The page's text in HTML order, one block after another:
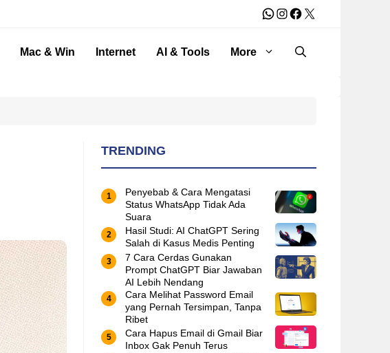
WhatsApp
Instagram
Facebook
X
Mac & Win Internet AI & Tools More
TRENDING
Penyebab & Cara Mengatasi
Status WhatsApp Tidak Ada
Suara
Hasil Studi: AI ChatGPT Sering
Salah di Kasus Medis Penting
7 Cara Cerdas Gunakan
Prompt ChatGPT Biar Jawaban
AI Lebih Nendang
Cara Melihat Password Email
yang Pernah Tersimpan, Tanpa
Ribet
Cara Hapus Email di Gmail Biar
Inbox Gak Penuh Terus